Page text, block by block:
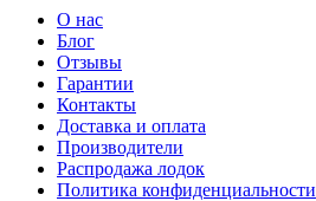
О нас
Блог
Отзывы
Гарантии
Контакты
Доставка и оплата
Производители
Распродажа лодок
Политика конфиденциальности